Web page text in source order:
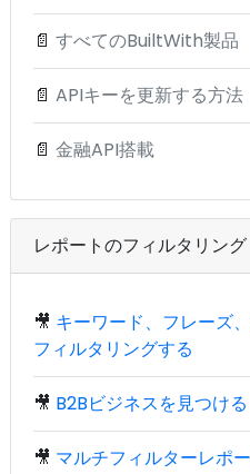
📄 すべてのBuiltWith製品
📄 APIキーを更新する方法
📄 金融API搭載
レポートのフィルタリング
🎥 キーワード、フレーズ
フィルタリングする
🎥 B2Bビジネスを見つける
🎥 マルチフィルターレポ